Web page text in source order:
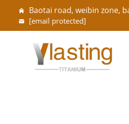
Baotai road, weibin zone,
[email protected]